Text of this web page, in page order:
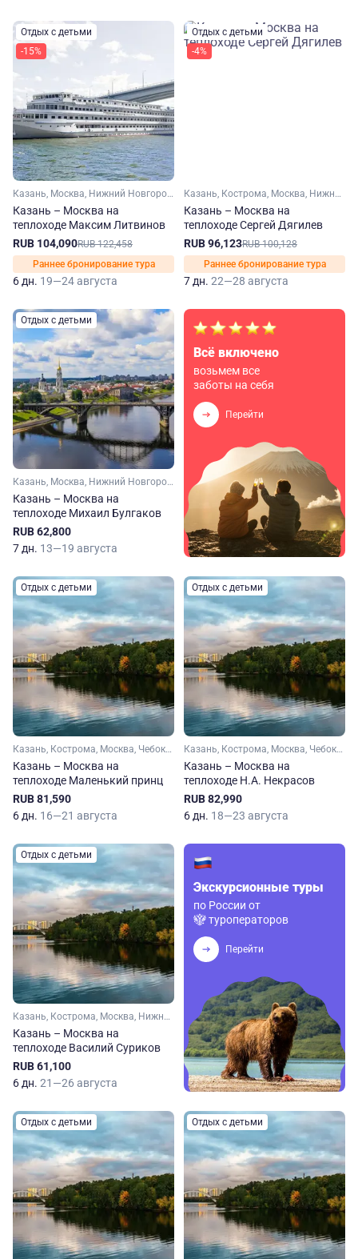
Отдых с детьми
-15%
Казань, Москва, Нижний Новгород, Чебоксары, Ярославль, Углич, Городец
Казань – Москва на
теплоходе Максим Литвинов
RUB 104,090RUB 122,458
Раннее бронирование тура
6 дн. 19—24 августа
Отдых с детьми
-4%
Казань, Кострома, Москва, Нижний Новгород, Чебоксары, Кинешма, Мышкин, Городец, Юрьевец
Казань – Москва на
теплоходе Сергей Дягилев
RUB 96,123RUB 100,128
Раннее бронирование тура
7 дн. 22—28 августа
Отдых с детьми
Казань, Москва, Нижний Новгород, Рыбинск, Чебоксары, Ярославль, Углич, Калязин, Городец
Казань – Москва на
теплоходе Михаил Булгаков
RUB 62,800
7 дн. 13—19 августа
Всё включено
возьмем все
заботы на себя
Перейти
Отдых с детьми
Казань, Кострома, Москва, Чебоксары, Чкаловский, Мышкин
Казань – Москва на
теплоходе Маленький принц
RUB 81,590
6 дн. 16—21 августа
Отдых с детьми
Казань, Кострома, Москва, Чебоксары, Чкаловский, Калязин, Козьмодемьянск
Казань – Москва на
теплоходе Н.А. Некрасов
RUB 82,990
6 дн. 18—23 августа
Отдых с детьми
Казань, Кострома, Москва, Нижний Новгород, Чебоксары, Чкаловский, Дубна, Свияжск
Казань – Москва на
теплоходе Василий Суриков
RUB 61,100
6 дн. 21—26 августа
Экскурсионные туры
по России от
туроператоров
Перейти
Отдых с детьми Отдых с детьми